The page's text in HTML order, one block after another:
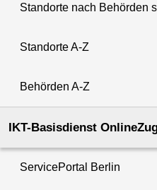
Standorte nach Behörden
Standorte A-Z
Behörden A-Z
IKT-Basisdienst
ServicePortal Berlin